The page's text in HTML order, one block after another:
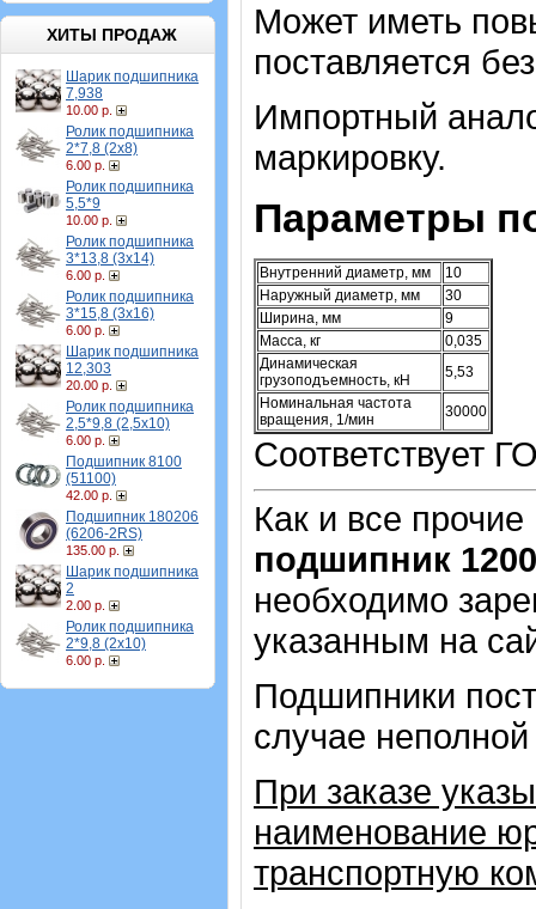
ХИТЫ ПРОДАЖ
Шарик подшипника
7,938
10.00 р.
Ролик подшипника
2*7,8 (2х8)
6.00 р.
Ролик подшипника
5,5*9
10.00 р.
Ролик подшипника
3*13,8 (3х14)
6.00 р.
Ролик подшипника
3*15,8 (3х16)
6.00 р.
Шарик подшипника
12,303
20.00 р.
Ролик подшипника
2,5*9,8 (2,5х10)
6.00 р.
Подшипник 8100
(51100)
42.00 р.
Подшипник 180206
(6206-2RS)
135.00 р.
Шарик подшипника
2
2.00 р.
Ролик подшипника
2*9,8 (2х10)
6.00 р.
Может иметь
поставляется
Импортный
маркировку.
Параметры
Внутренний диаметр, мм
10
Наружный диаметр, мм
30
Ширина, мм
9
Масса, кг
0,035
Динамическая
грузоподъемность, кН
5,53
Номинальная частота
вращения, 1/мин
30000
Соответствует
Как и все
подшипник 1200
необходимо
указанным на
Подшипники
случае
При заказе
наименование
транспортную